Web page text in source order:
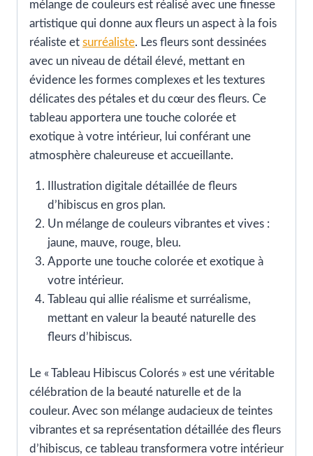
mélange de couleurs est réalisé avec une finesse
artistique qui donne aux fleurs un aspect à la fois
réaliste et surréaliste. Les fleurs sont dessinées
avec un niveau de détail élevé, mettant en
évidence les formes complexes et les textures
délicates des pétales et du cœur des fleurs. Ce
tableau apportera une touche colorée et
exotique à votre intérieur, lui conférant une
atmosphère chaleureuse et accueillante.
Illustration digitale détaillée de fleurs
d’hibiscus en gros plan.
Un mélange de couleurs vibrantes et vives :
jaune, mauve, rouge, bleu.
Apporte une touche colorée et exotique à
votre intérieur.
Tableau qui allie réalisme et surréalisme,
mettant en valeur la beauté naturelle des
fleurs d’hibiscus.
Le « Tableau Hibiscus Colorés » est une véritable
célébration de la beauté naturelle et de la
couleur. Avec son mélange audacieux de teintes
vibrantes et sa représentation détaillée des fleurs
d’hibiscus, ce tableau transformera votre intérieur